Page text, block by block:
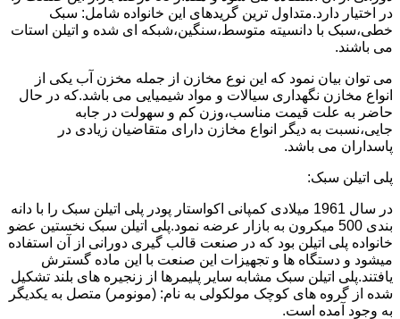
در اختیار دارد.متداول ترین گریدهای این خانواده شامل: سبک
خطی،سبک با دانسیته متوسط،سنگین،شبکه ای شده و اتیلن استات
می باشند.
می توان بیان نمود که این نوع مخازن از جمله مخزن آب یکی از
انواع مخازن نگهداری سیالات و مواد شیمیایی می باشد.که در حال
حاضر به علت قیمت مناسب،وزن کم و سهولت در جابه
جایی،نسبت به دیگر انواع مخازن دارای متقاضیان زیادی در
پاسداران می باشد.
پلی اتیلن سبک:
در سال 1961 میلادی کمپانی اکواستار پودر پلی اتیلن سبک را با دانه
بندی 500 میکرون به بازار عرضه نمود.پلی اتیلن سبک نخستین عضو
خانواده پلی اتیلن بود که در صنعت قالب گیری دورانی از آن استفاده
میشود و دستگاه ها و تجهیزات این صنعت با این ماده گسترش
یافتند.پلی اتیلن سبک مشابه سایر پلیمرها از زنجیره های بلند تشکیل
شده از گروه های کوچک مولکولی به نام: (مونومر) متصل به یکدیگر
به وجود آمده است.